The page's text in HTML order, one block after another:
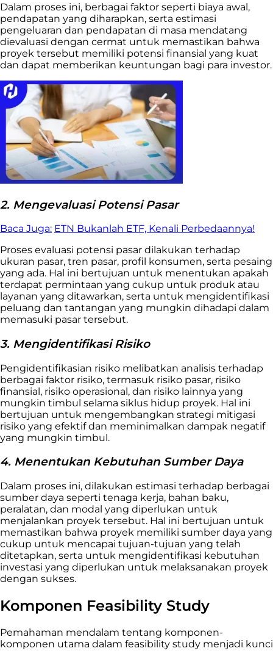
Dalam proses ini, berbagai faktor seperti biaya awal,
pendapatan yang diharapkan, serta estimasi
pengeluaran dan pendapatan di masa mendatang
dievaluasi dengan cermat untuk memastikan bahwa
proyek tersebut memiliki potensi finansial yang kuat
dan dapat memberikan keuntungan bagi para investor.
2. Mengevaluasi Potensi Pasar
Baca Juga: ETN Bukanlah ETF, Kenali Perbedaannya!
Proses evaluasi potensi pasar dilakukan terhadap
ukuran pasar, tren pasar, profil konsumen, serta pesaing
yang ada. Hal ini bertujuan untuk menentukan apakah
terdapat permintaan yang cukup untuk produk atau
layanan yang ditawarkan, serta untuk mengidentifikasi
peluang dan tantangan yang mungkin dihadapi dalam
memasuki pasar tersebut.
3. Mengidentifikasi Risiko
Pengidentifikasian risiko melibatkan analisis terhadap
berbagai faktor risiko, termasuk risiko pasar, risiko
finansial, risiko operasional, dan risiko lainnya yang
mungkin timbul selama siklus hidup proyek. Hal ini
bertujuan untuk mengembangkan strategi mitigasi
risiko yang efektif dan meminimalkan dampak negatif
yang mungkin timbul.
4. Menentukan Kebutuhan Sumber Daya
Dalam proses ini, dilakukan estimasi terhadap berbagai
sumber daya seperti tenaga kerja, bahan baku,
peralatan, dan modal yang diperlukan untuk
menjalankan proyek tersebut. Hal ini bertujuan untuk
memastikan bahwa proyek memiliki sumber daya yang
cukup untuk mencapai tujuan-tujuan yang telah
ditetapkan, serta untuk mengidentifikasi kebutuhan
investasi yang diperlukan untuk melaksanakan proyek
dengan sukses.
Komponen Feasibility Study
Pemahaman mendalam tentang komponen-
komponen utama dalam feasibility study menjadi kunci